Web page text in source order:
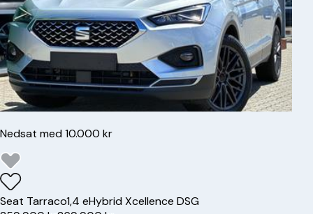
Nedsat med 10.000 kr
Seat Tarraco1,4 eHybrid Xcellence DSG